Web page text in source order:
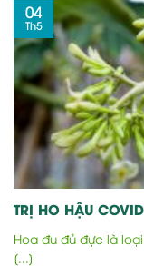
TRỊ HO HẬU
Hoa đu đủ đực là
[...]
04
Th5